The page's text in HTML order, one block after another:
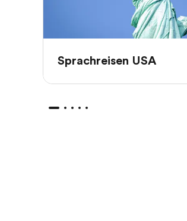
Sprachreisen USA